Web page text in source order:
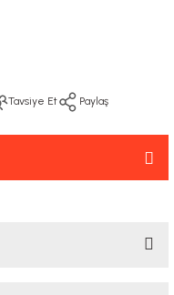
Tavsiye Et Paylaş